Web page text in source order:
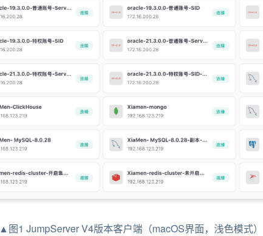
▲图1 JumpServer V4版本客户端（macOS界面，浅色模式）